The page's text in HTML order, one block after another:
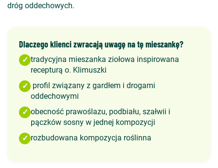
dróg oddechowych.
Dlaczego klienci zwracają uwagę na tę mieszankę?
✓ tradycyjna mieszanka ziołowa inspirowana
recepturą o. Klimuszki
✓ profil związany z gardłem i drogami
oddechowymi
✓ obecność prawoślazu, podbiału, szałwii i
pączków sosny w jednej kompozycji
✓ rozbudowana kompozycja roślinna